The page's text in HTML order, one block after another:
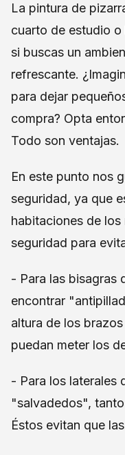
La pintura de
cuarto de estudio
si buscas un
refrescante.
para dejar
compra? Opta
Todo son ventajas.
En este punto nos
seguridad, ya que
habitaciones de
seguridad para
- Para las bisagras
encontrar
altura de los
puedan meter los
- Para los laterales
"salvadedos",
Éstos evitan que